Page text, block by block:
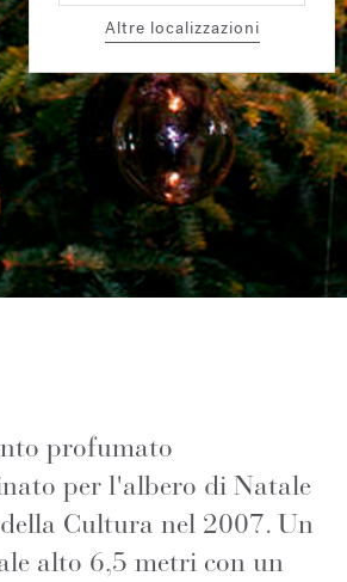
Altre localizzazioni
profumato
per l'albero di Natale
Cultura nel 2007. Un
alto 6,5 metri con un